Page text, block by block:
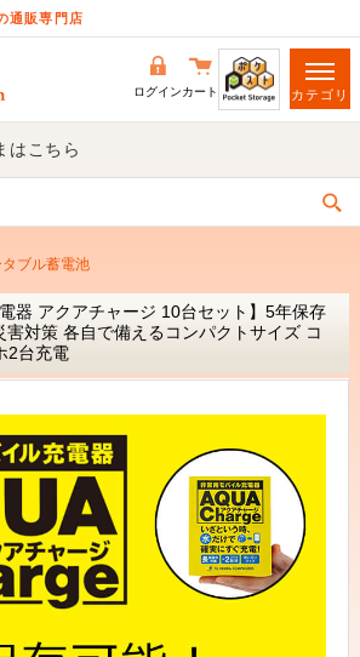
通販専門店
ログインカート カテゴリ
はこちら
ブル蓄電池
器 アクアチャージ 10台セット】5年保存
対策 各自で備えるコンパクトサイズ コ
2台充電